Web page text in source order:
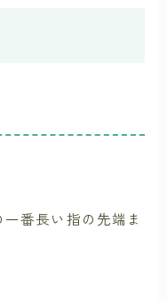
番長い指の先端ま